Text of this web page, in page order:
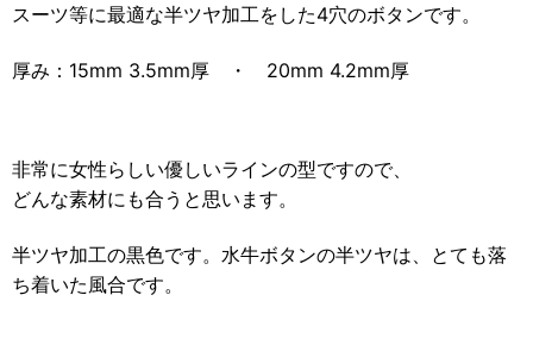
スーツ等に最適な半ツヤ加工をした4穴のボタンです。
厚み：15mm 3.5mm厚 ・ 20mm 4.2mm厚
非常に女性らしい優しいラインの型ですので、
どんな素材にも合うと思います。
半ツヤ加工の黒色です。水牛ボタンの半ツヤは、とても落
ち着いた風合です。